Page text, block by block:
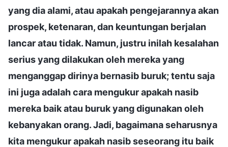
yang dia alami, atau apakah pengejarannya akan
prospek, ketenaran, dan keuntungan berjalan
lancar atau tidak. Namun, justru inilah kesalahan
serius yang dilakukan oleh mereka yang
menganggap dirinya bernasib buruk; tentu saja
ini juga adalah cara mengukur apakah nasib
mereka baik atau buruk yang digunakan oleh
kebanyakan orang. Jadi, bagaimana seharusnya
kita mengukur apakah nasib seseorang itu baik